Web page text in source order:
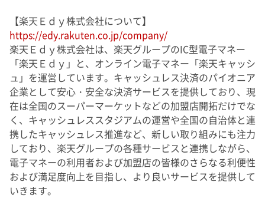
【楽天Ｅｄｙ株式会社について】
https://edy.rakuten.co.jp/company/
楽天Ｅｄｙ株式会社は、楽天グループのIC型電子マネー
「楽天Ｅｄｙ」と、オンライン電子マネー「楽天キャッシ
ュ」を運営しています。キャッシュレス決済のパイオニア
企業として安心・安全な決済サービスを提供しており、現
在は全国のスーパーマーケットなどの加盟店開拓だけでな
く、キャッシュレススタジアムの運営や全国の自治体と連
携したキャッシュレス推進など、新しい取り組みにも注力
しており、楽天グループの各種サービスと連携しながら、
電子マネーの利用者および加盟店の皆様のさらなる利便性
および満足度向上を目指し、より良いサービスを提供して
いきます。